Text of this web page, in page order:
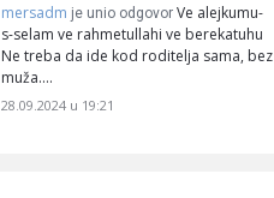
mersadm je unio odgovor Ve alejkumu-
s-selam ve rahmetullahi ve berekatuhu
Ne treba da ide kod roditelja sama, bez
muža.…
28.09.2024 u 19:21